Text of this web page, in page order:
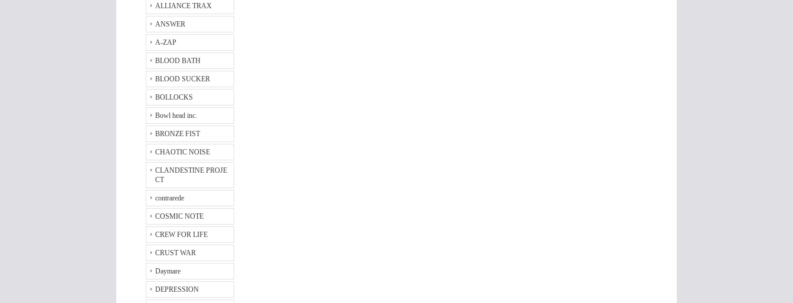
ALLIANCE TRAX
ANSWER
A-ZAP
BLOOD BATH
BLOOD SUCKER
BOLLOCKS
Bowl head inc.
BRONZE FIST
CHAOTIC NOISE
CLANDESTINE PROJE
CT
contrarede
COSMIC NOTE
CREW FOR LIFE
CRUST WAR
Daymare
DEPRESSION